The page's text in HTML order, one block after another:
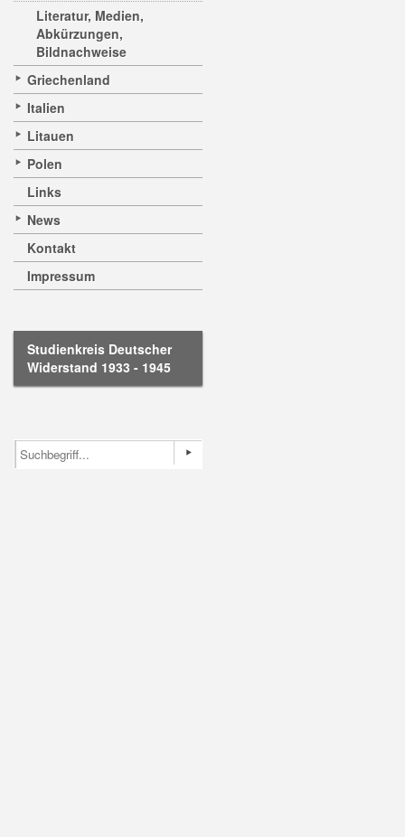
Literatur, Medien,
Abkürzungen,
Bildnachweise
Griechenland
Italien
Litauen
Polen
Links
News
Kontakt
Impressum
Studienkreis Deutscher
Widerstand 1933 - 1945